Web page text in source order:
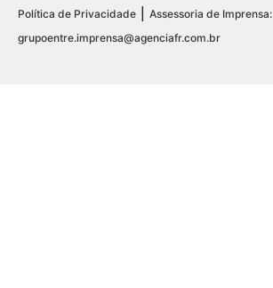
Política de Privacidade
Assessoria de Imprensa:
grupoentre.imprensa@agenciafr.com.br